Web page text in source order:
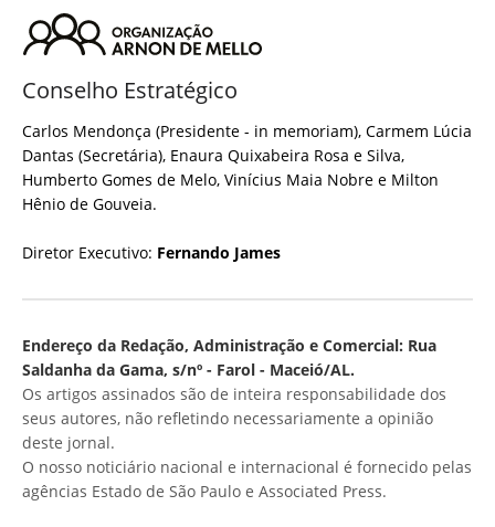
Conselho Estratégico
Carlos Mendonça (Presidente - in memoriam), Carmem Lúcia
Dantas (Secretária), Enaura Quixabeira Rosa e Silva,
Humberto Gomes de Melo, Vinícius Maia Nobre e Milton
Hênio de Gouveia.
Diretor Executivo: Fernando James
Endereço da Redação, Administração e Comercial: Rua
Saldanha da Gama, s/nº - Farol - Maceió/AL.
Os artigos assinados são de inteira responsabilidade dos
seus autores, não refletindo necessariamente a opinião
deste jornal.
O nosso noticiário nacional e internacional é fornecido pelas
agências Estado de São Paulo e Associated Press.